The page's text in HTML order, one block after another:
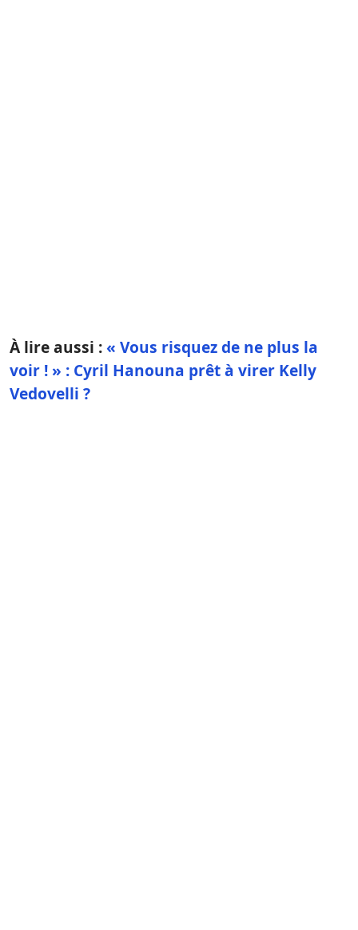
À lire aussi :« Vous risquez de ne plus la
voir ! » : Cyril Hanouna prêt à virer Kelly
Vedovelli ?